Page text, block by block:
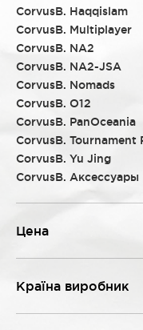
CorvusB. Haqqislam
CorvusB. Multiplayer
CorvusB. NA2
CorvusB. NA2-JSA
CorvusB. Nomads
CorvusB. O12
CorvusB. PanOceania
CorvusB. Tournament
CorvusB. Yu Jing
CorvusB. Аксессуары
Цена
Країна виробник
Іспанія